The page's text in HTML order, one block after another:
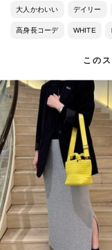
大人かわいい デイリー
高身長コーデ WHITE
この